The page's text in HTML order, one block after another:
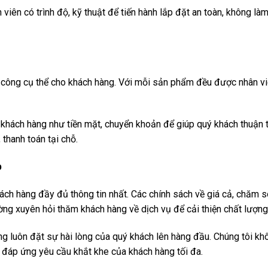
có trình độ, kỹ thuật để tiến hành lắp đặt an toàn, không
cụ thể cho khách hàng. Với mỗi sản phẩm đều được nhân
hàng như tiền mặt, chuyển khoản để giúp quý khách thuận
toán tại chỗ.
hàng đầy đủ thông tin nhất. Các chính sách về giá cả, chăm
xuyên hỏi thăm khách hàng về dịch vụ để cải thiện chất
luôn đặt sự hài lòng của quý khách lên hàng đầu. Chúng tôi
ứng yêu cầu khắt khe của khách hàng tối đa.